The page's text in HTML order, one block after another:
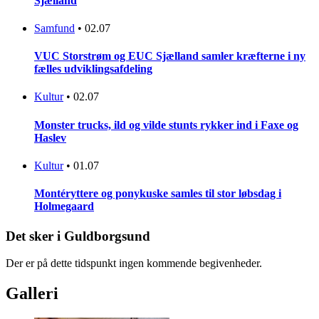
Samfund • 02.07
VUC Storstrøm og EUC Sjælland samler kræfterne i ny
fælles udviklingsafdeling
Kultur • 02.07
Monster trucks, ild og vilde stunts rykker ind i Faxe og
Haslev
Kultur • 01.07
Montéryttere og ponykuske samles til stor løbsdag i
Holmegaard
Det sker i Guldborgsund
Der er på dette tidspunkt ingen kommende begivenheder.
Galleri